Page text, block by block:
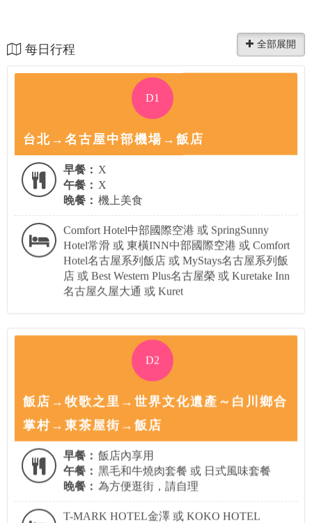
每日行程
D1
台北→名古屋中部機場→飯店
早餐： X
午餐： X
晚餐： 機上美食
Comfort Hotel中部國際空港 或 SpringSunny
Hotel常滑 或 東橫INN中部國際空港 或 Comfort
Hotel名古屋系列飯店 或 MyStays名古屋系列飯
店 或 Best Western Plus名古屋榮 或 Kuretake Inn
名古屋久屋大通 或 Kuret
D2
飯店→牧歌之里→世界文化遺產～白川鄉合
掌村→東茶屋街→飯店
早餐： 飯店內享用
午餐： 黑毛和牛燒肉套餐 或 日式風味套餐
晚餐： 為方便逛街，請自理
T-MARK HOTEL金澤 或 KOKO HOTEL